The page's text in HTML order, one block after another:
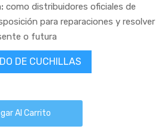
como distribuidores oficiales de
para reparaciones y resolver
o futura
DE CUCHILLAS
Al Carrito